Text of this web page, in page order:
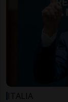
ITALIA